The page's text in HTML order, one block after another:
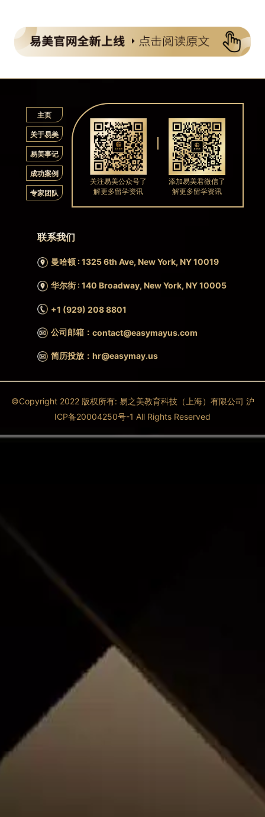
主页
关于易美
易美事记
成功案例
专家团队
联系我们
曼哈顿 : 1325 6th Ave, New York, NY 10019
华尔街 : 140 Broadway, New York, NY 10005
+1 (929) 208 8801
公司邮箱：contact@easymayus.com
简历投放：hr@easymay.us
关注易美公众号了
解更多留学资讯
添加易美君微信了
解更多留学资讯
©Copyright 2022 版权所有: 易之美教育科技（上海）有限公司 沪
ICP备20004250号-1 All Rights Reserved